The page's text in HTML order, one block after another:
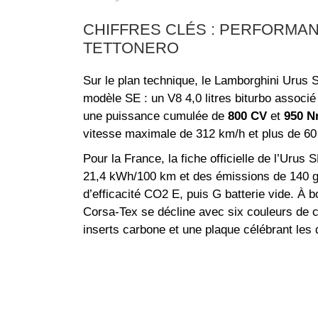
CHIFFRES CLÉS :
TETTONERO
Sur le plan technique, le Lamborghini Urus
modèle SE : un V8 4,0 litres biturbo
une puissance cumulée de 800 CV et 950
vitesse maximale de 312 km/h et plus de
Pour la France, la fiche officielle de l’Urus
21,4 kWh/100 km et des émissions de 140
d’efficacité CO2 E, puis G batterie vide. À
Corsa‑Tex se décline avec six couleurs de
inserts carbone et une plaque célébrant les